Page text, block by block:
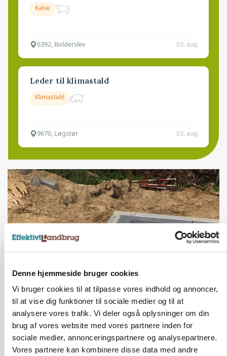
Denne hjemmeside bruger cookies
Vi bruger cookies til at tilpasse vores indhold og annoncer,
til at vise dig funktioner til sociale medier og til at
analysere vores trafik. Vi deler også oplysninger om din
brug af vores website med vores partnere inden for
sociale medier, annonceringspartnere og analysepartnere.
Vores partnere kan kombinere disse data med andre
Kalve
6392, Bolderslev 03. aug.
Leder til klimastald
Klimastald
9670, Løgstør 03. aug.
BUSINESS
Fra mark til mur: Byggeriet kan åbne nyt
marked for biokul